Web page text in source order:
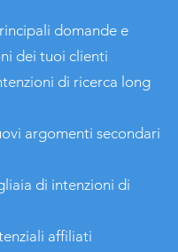
domande e
dei tuoi clienti
di ricerca long
argomenti secondari
di intenzioni di
affiliati